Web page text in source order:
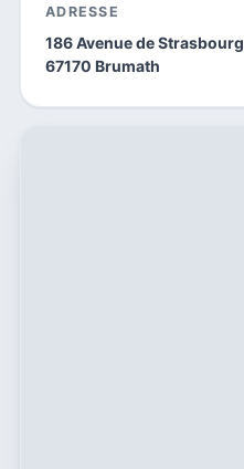
ADRESSE
186 Avenue de Strasbourg
67170 Brumath